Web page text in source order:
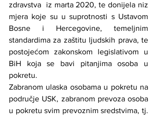
zdravstva  iz marta 2020, te donijela niz
mjera koje su u suprotnosti s Ustavom
Bosne i Hercegovine, temeljnim
standardima za zaštitu ljudskih prava, te
postojećom zakonskom legislativom u
BiH koja se bavi pitanjima osoba u
pokretu.
Zabranom ulaska osobama u pokretu na
područje USK, zabranom prevoza osoba
u pokretu svim prevoznim sredstvima, tj.